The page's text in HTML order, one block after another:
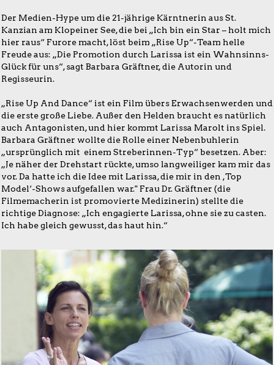
Der Medien-Hype um die 21-jährige Kärntnerin aus St.
Kanzian am Klopeiner See, die bei „Ich bin ein Star – holt mich
hier raus“ Furore macht, löst beim „Rise Up“-Team helle
Freude aus: „Die Promotion durch Larissa ist ein Wahnsinns-
Glück für uns“, sagt Barbara Gräftner, die Autorin und
Regisseurin.
„Rise Up And Dance“ ist ein Film übers Erwachsenwerden und
die erste große Liebe. Außer den Helden braucht es natürlich
auch Antagonisten, und hier kommt Larissa Marolt ins Spiel.
Barbara Gräftner wollte die Rolle einer Nebenbuhlerin
„ursprünglich mit einem Streberinnen-Typ“ besetzen. Aber:
„Je näher der Drehstart rückte, umso langweiliger kam mir das
vor. Da hatte ich die Idee mit Larissa, die mir in den ,Top
Model‘-Shows aufgefallen war." Frau Dr. Gräftner (die
Filmemacherin ist promovierte Medizinerin) stellte die
richtige Diagnose: „Ich engagierte Larissa, ohne sie zu casten.
Ich habe gleich gewusst, das haut hin.“